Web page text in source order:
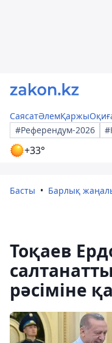
СаясатӘлемҚаржы
#Референдум-2026
+33°
Басты Барлық
Тоқаев
рәсіміне